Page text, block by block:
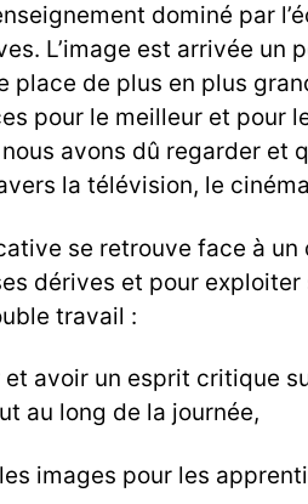
dominé par
L’image est arrivée un
place de plus en plus
pour le meilleur et pour
avons dû regarder et
la télévision, le
se retrouve face à
dérives et pour
travail :
avoir un esprit critique
au long de la journée,
images pour les